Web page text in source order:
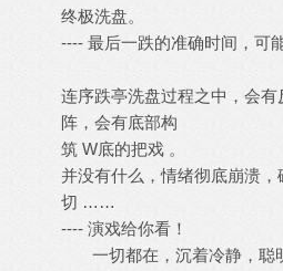
终极洗盘。
---- 最后一跌的准确时间，可
连序跌亭洗盘过程之中，会
阵，会有底部构
筑 W底的把戏 。
并没有什么，情绪彻底崩溃
切 ……
---- 演戏给你看！
一切都在，沉着冷静，聪